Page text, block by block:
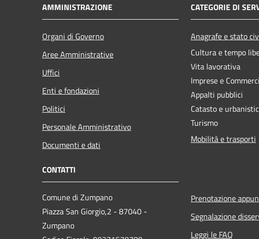
AMMINISTRAZIONE
Organi di Governo
Aree Amministrative
Uffici
Enti e fondazioni
Politici
Personale Amministrativo
Documenti e dati
CATEGORIE DI
Anagrafe e stato
Cultura e tempo
Vita lavorativa
Imprese e
Appalti pubblici
Catasto e
Turismo
Mobilità e trasporti
CONTATTI
Comune di Zumpano
Piazza San Giorgio,2 - 87040 -
Zumpano
Prenotazione
Segnalazione
Leggi le FAQ